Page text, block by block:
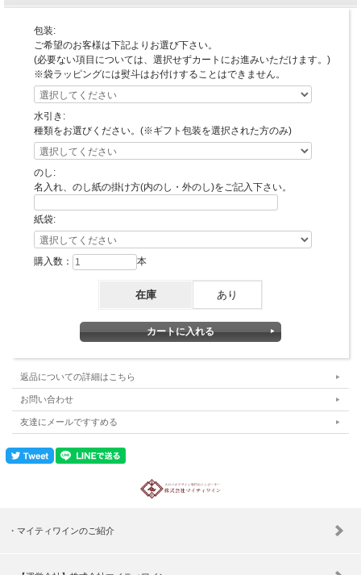
包装:
ご希望のお客様は下記よりお選び下さい。
(必要ない項目については、選択せずカートにお進みいただけます。)
※袋ラッピングには熨斗はお付けすることはできません。
水引き:
種類をお選びください。(※ギフト包装を選択された方のみ)
のし:
名入れ、のし紙の掛け方(内のし・外のし)をご記入下さい。
紙袋:
購入数： 本
在庫 あり
返品についての詳細はこちら
お問い合わせ
友達にメールですすめる
マイティワインのご紹介